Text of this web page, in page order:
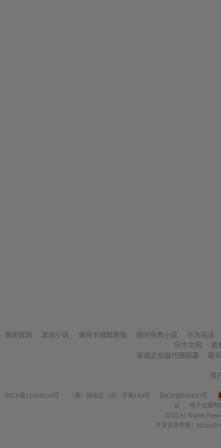
掌阅官网 掌阅小说 掌阅书城触屏版 得间免费小说
华为阅读
乐中文网
若
掌阅企业版代理招募
联
用
京ICP备11008516号 （署）网出证（京）字第143号
京ICP证090653号
证
电子出版
2015 All Rights
不良信息举报：